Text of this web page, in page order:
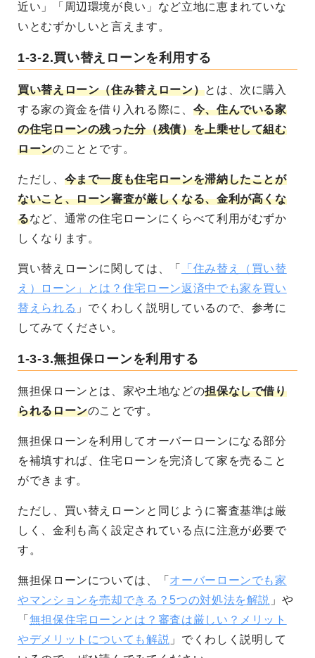
近い」「周辺環境が良い」など立地に恵まれていな
いとむずかしいと言えます。
1-3-2.買い替えローンを利用する
買い替えローン（住み替えローン）とは、次に購入
する家の資金を借り入れる際に、 今、住んでいる家
の住宅ローンの残った分（残債）を上乗せして組む
ローンのこととです。
ただし、 今まで一度も住宅ローンを滞納したことが
ないこと、ローン審査が厳しくなる、金利が高くな
るなど、通常の住宅ローンにくらべて利用がむずか
しくなります。
買い替えローンに関しては、「
「住み替え（買い替
え）ローン」とは？住宅ローン返済中でも家を買い
替えられる 」でくわしく説明しているので、参考に
してみてください。
1-3-3.無担保ローンを利用する
無担保ローンとは、家や土地などの担保なしで借り
られるローンのことです。
無担保ローンを利用してオーバーローンになる部分
を補填すれば、住宅ローンを完済して家を売ること
ができます。
ただし、買い替えローンと同じように審査基準は厳
しく、金利も高く設定されている点に注意が必要で
す。
無担保ローンについては、「 オーバーローンでも家
やマンションを売却できる？5つの対処法を解説 」や
「 無担保住宅ローンとは？審査は厳しい？メリット
やデメリットについても解説 」でくわしく説明して